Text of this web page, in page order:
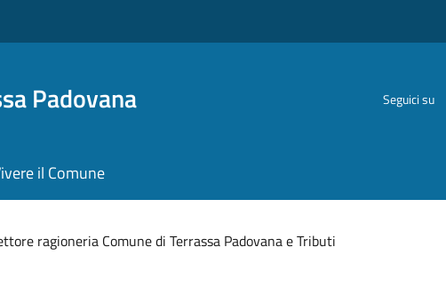
Padovana Seguici su
il Comune
ragioneria Comune di Terrassa Padovana e Tributi